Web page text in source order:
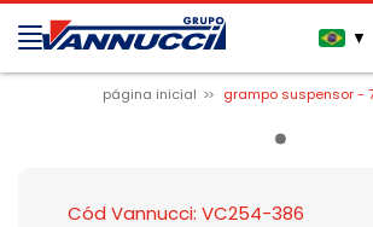
▼
página inicial grampo suspensor -
Cód Vannucci: VC254-386